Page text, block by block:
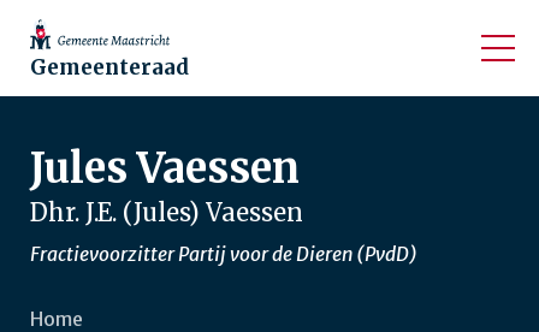
Gemeenteraad
Jules Vaessen
Dhr. J.E. (Jules) Vaessen
Fractievoorzitter Partij voor de Dieren (PvdD)
Home